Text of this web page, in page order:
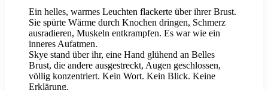
Ein helles, warmes Leuchten flackerte über ihrer Brust.
Sie spürte Wärme durch Knochen dringen, Schmerz
ausradieren, Muskeln entkrampfen. Es war wie ein
inneres Aufatmen.
Skye stand über ihr, eine Hand glühend an Belles
Brust, die andere ausgestreckt, Augen geschlossen,
völlig konzentriert. Kein Wort. Kein Blick. Keine
Erklärung.